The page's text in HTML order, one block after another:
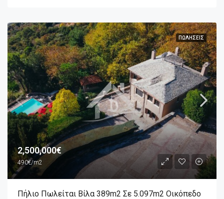
ΠΩΛΉΣΕΙΣ
2,500,000€
490€/m2
Πήλιο Πωλείται Βίλα 389m2 Σε 5.097m2 Οικόπεδο